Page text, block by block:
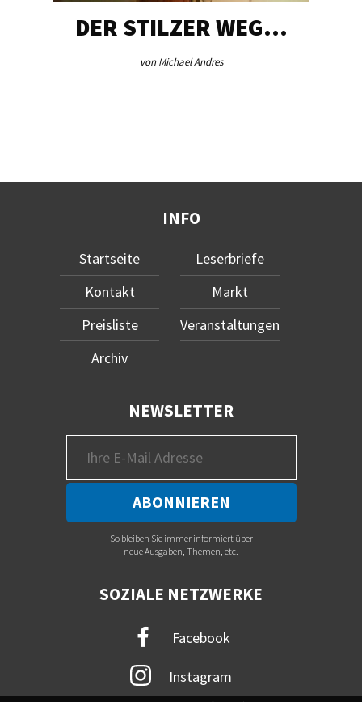
DER STILZER WEG…
von Michael Andres
INFO
Startseite
Kontakt
Preisliste
Archiv
Leserbriefe
Markt
Veranstaltungen
NEWSLETTER
So bleiben Sie immer informiert über
neue Ausgaben, Themen, etc.
SOZIALE NETZWERKE
Facebook
Instagram